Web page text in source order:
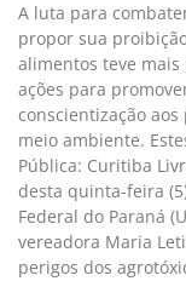
A luta para
propor sua
alimentos teve
ações para
conscientização
meio ambiente.
Pública: Curitiba
desta quinta-feira
Federal do Paraná
vereadora Maria
perigos dos